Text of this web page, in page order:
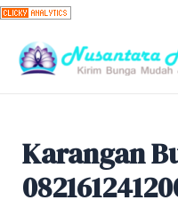
Skip
content
Karangan